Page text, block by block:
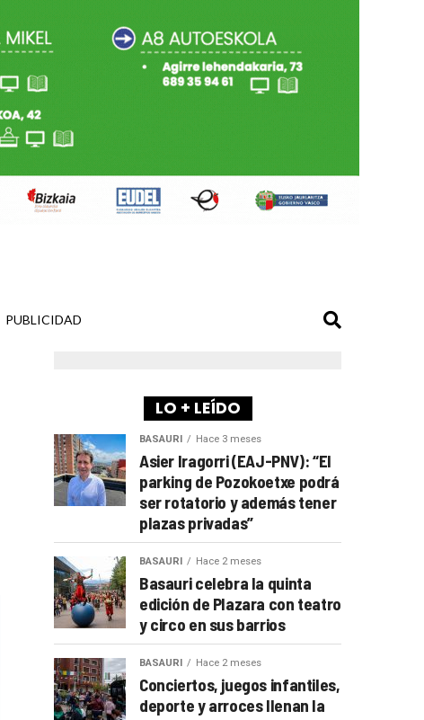
PUBLICIDAD
LO + LEÍDO
BASAURI Hace 3 meses
Asier Iragorri (EAJ-PNV): “El
parking de Pozokoetxe podrá
ser rotatorio y además tener
plazas privadas”
BASAURI Hace 2 meses
Basauri celebra la quinta
edición de Plazara con teatro
y circo en sus barrios
BASAURI Hace 2 meses
Conciertos, juegos infantiles,
deporte y arroces llenan la